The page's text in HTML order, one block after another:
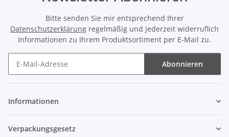
Bitte senden Sie mir entsprechend Ihrer
Datenschutzerklärung regelmäßig und jederzeit widerruflich
Informationen zu Ihrem Produktsortiment per E-Mail zu.
Abonnieren
Informationen
Verpackungsgesetz